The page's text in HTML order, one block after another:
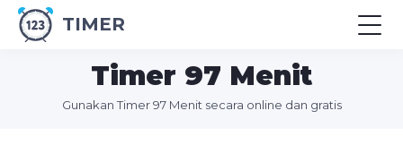
TIMER
Timer 97 Menit
Gunakan Timer 97 Menit secara online dan gratis